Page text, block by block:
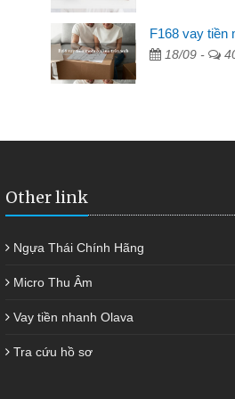
hàng không ai cho vay. Trong khi
việc riêng, trong 1-2 ngày tôi trả
giúp tôi kịp thời và nhanh chóng
F168 vay tiền
18/09 -
Other link
Ngựa Thái Chính Hãng
Micro Thu Âm
Vay tiền nhanh Olava
Tra cứu hồ sơ